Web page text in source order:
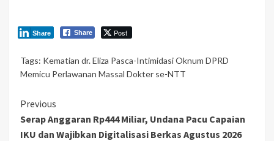
Share Post
Share
Tags: Kematian dr. Eliza Pasca-Intimidasi Oknum DPRD
Memicu Perlawanan Massal Dokter se-NTT
Continue
Reading
Previous
Serap Anggaran Rp444 Miliar, Undana Pacu Capaian
IKU dan Wajibkan Digitalisasi Berkas Agustus 2026